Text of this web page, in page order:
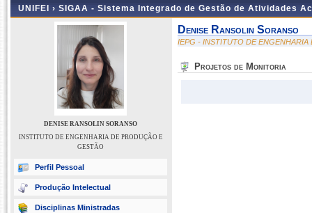
UNIFEI › SIGAA - Sistema Integrado de Gestão de Atividades
DENISE RANSOLIN SORANSO
INSTITUTO DE ENGENHARIA DE PRODUÇÃO E
GESTÃO
Perfil Pessoal
Produção Intelectual
Disciplinas Ministradas
Denise Ransolin Soranso
IEPG - INSTITUTO DE ENGENHARIA
Projetos de Monitoria